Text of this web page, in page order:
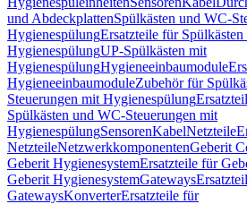
und AbdeckplattenSpülkästen und WC-
HygienespülungErsatzteile für
HygienespülungUP-Spülkästen mit
HygienespülungHygieneeinbaumodule
HygieneeinbaumoduleZubehör für
Steuerungen mit Hygienespülung
Spülkästen und WC-Steuerungen mit
HygienespülungSensorenKabelNetzteile
NetzteileNetzwerkkomponentenGeberit
Geberit HygienesystemErsatzteile für
Geberit HygienesystemGateways
GatewaysKonverterErsatzteile für